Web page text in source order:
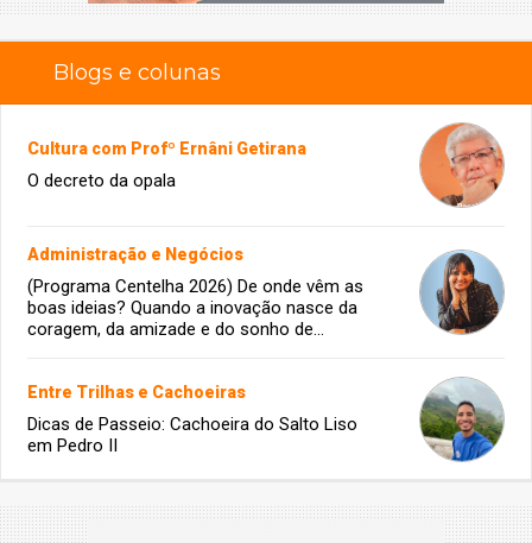
Blogs e colunas
Cultura com Profº Ernâni Getirana
O decreto da opala
Administração e Negócios
(Programa Centelha 2026) De onde vêm as
boas ideias? Quando a inovação nasce da
coragem, da amizade e do sonho de
Entre Trilhas e Cachoeiras
Dicas de Passeio: Cachoeira do Salto Liso
em Pedro II